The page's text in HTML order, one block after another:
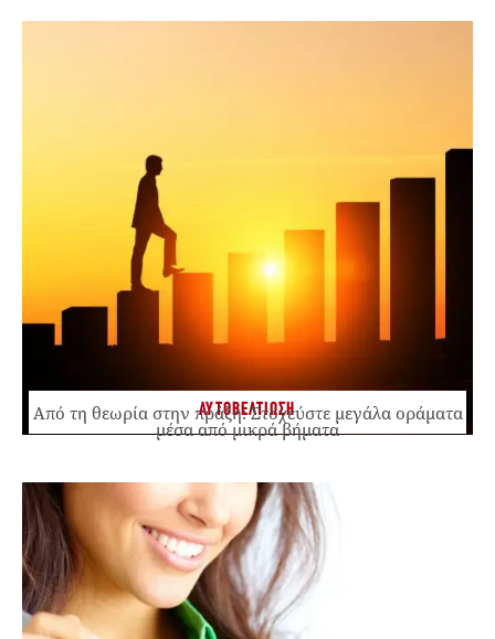
ΑΥΤΟΒΕΛΤΙΩΣΗ
Από τη θεωρία στην πράξη: Στοχεύστε μεγάλα οράματα
μέσα από μικρά βήματα